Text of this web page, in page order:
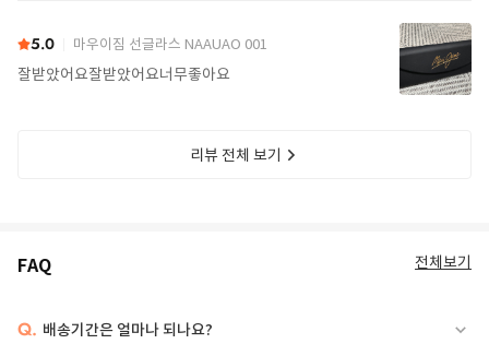
5.0 마우이짐 선글라스 NAAUAO 001
잘받았어요잘받았어요너무좋아요
리뷰 전체 보기
FAQ 전체보기
Q. 배송기간은 얼마나 되나요?